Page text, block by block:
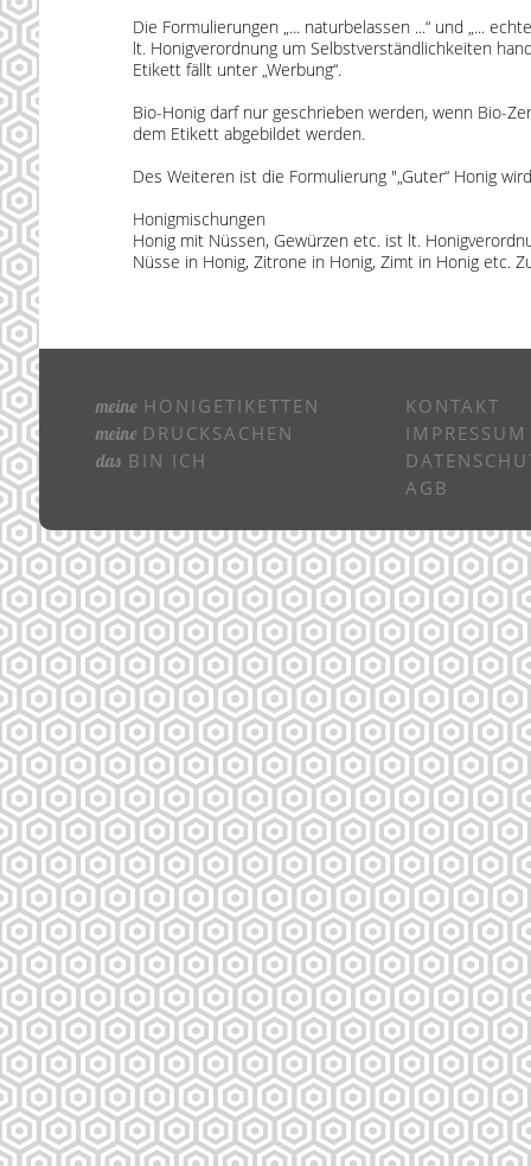
meine HONIGETIKETTEN
meine DRUCKSACHEN
das BIN ICH
KONTAKT
IMPRESSUM
AGB
Die Formulierungen „... naturbelassen ...“ und „...
lt. Honigverordnung um Selbstverständlichkeiten
Etikett fällt unter „Werbung“.
Bio-Honig darf nur geschrieben werden, wenn Bio-
dem Etikett abgebildet werden.
Des Weiteren ist die Formulierung "„Guter“ Honig
Honigmischungen
Honig mit Nüssen, Gewürzen etc. ist lt.
Nüsse in Honig, Zitrone in Honig, Zimt in Honig etc.